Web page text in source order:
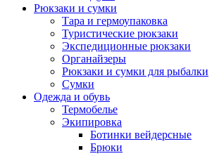
Рюкзаки и сумки
Тара и гермоупаковка
Туристические рюкзаки
Экспедиционные рюкзаки
Органайзеры
Рюкзаки и сумки для рыбалки
Сумки
Одежда и обувь
Термобелье
Экипировка
Ботинки вейдерсные
Брюки